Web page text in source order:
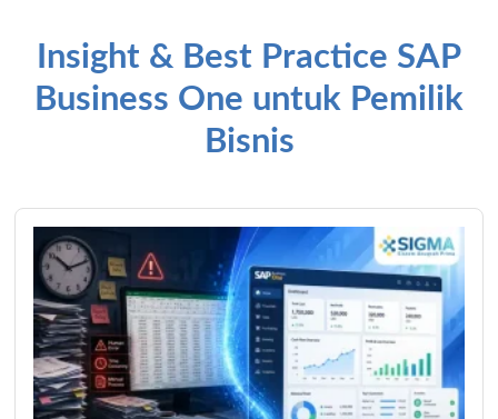
Insight & Best Practice SAP
Business One untuk Pemilik
Bisnis